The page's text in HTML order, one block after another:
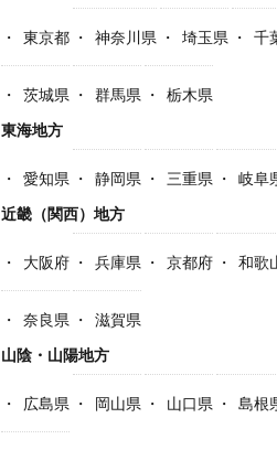
東京都 神奈川県 埼玉県 千
茨城県 群馬県
栃木県
東海地方
愛知県 静岡県 三重県
岐阜
近畿（関西）地方
大阪府 兵庫県 京都府 和歌
奈良県
滋賀県
山陰・山陽地方
広島県 岡山県 山口県 島根